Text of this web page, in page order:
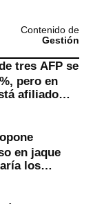
Contenido de
Gestión
tres AFP se
pero en
afiliado
en jaque
los